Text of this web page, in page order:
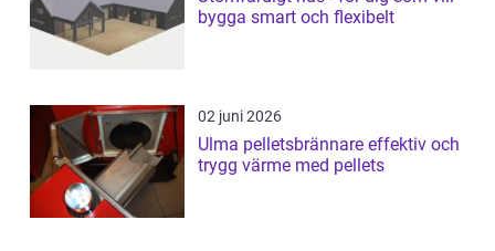
bygga smart och flexibelt
02 juni 2026
Ulma pelletsbrännare effektiv och
trygg värme med pellets